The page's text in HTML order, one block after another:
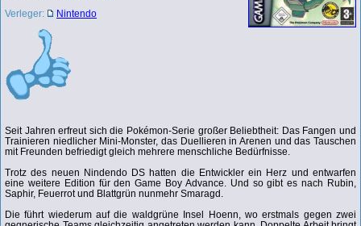
Verleger:
Nintendo
Seit Jahren erfreut sich die Pokémon-Serie großer Beliebtheit: Das Fangen und
Trainieren niedlicher Mini-Monster, das Duellieren in Arenen und das Tauschen
mit Freunden befriedigt gleich mehrere menschliche Bedürfnisse.
Trotz des neuen Nindendo DS hatten die Entwickler ein Herz und entwarfen
eine weitere Edition für den Game Boy Advance. Und so gibt es nach Rubin,
Saphir, Feuerrot und Blattgrün nunmehr Smaragd.
Die führt wiederum auf die waldgrüne Insel Hoenn, wo erstmals gegen zwei